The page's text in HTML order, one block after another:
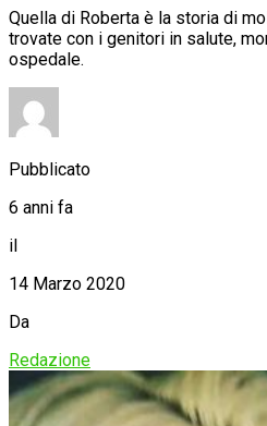
Quella di Roberta è la storia di
trovate con i genitori in salute,
ospedale.
Pubblicato
6 anni fa
il
14 Marzo 2020
Da
Redazione